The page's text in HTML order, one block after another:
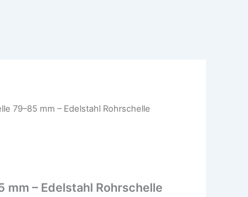
79–85 mm – Edelstahl Rohrschelle
– Edelstahl Rohrschelle